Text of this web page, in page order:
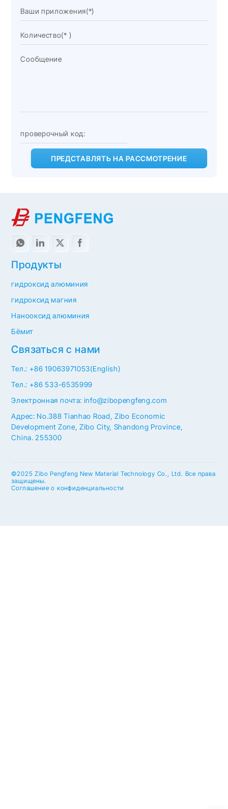
ПРЕДСТАВЛЯТЬ НА РАССМОТРЕНИЕ
Связаться с нами
Тел.: +86 19063971053(English)
Тел.: +86 533-6535999
Электронная почта: info@zibopengfeng.com
Адрес: No.388 Tianhao Road, Zibo Economic
Development Zone, Zibo City, Shandong Province,
China. 255300
Продукты
гидроксид алюминия
гидроксид магния
Нанооксид алюминия
Бёмит
©2025 Zibo Pengfeng New Material Technology Co., Ltd. Все права
защищены.
Соглашение о конфиденциальности